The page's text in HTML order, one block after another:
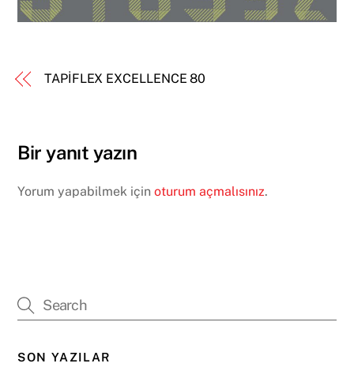
TAPİFLEX EXCELLENCE 80
Bir yanıt yazın
Yorum yapabilmek içinoturum açmalısınız.
SON YAZILAR